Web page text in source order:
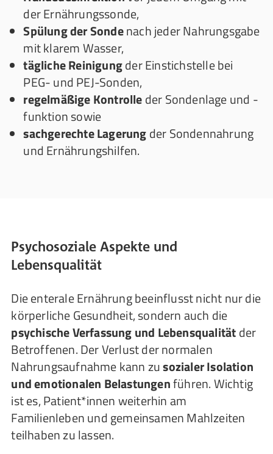
der Ernährungssonde,
Spülung der Sondenach jeder Nahrungsgabe
mit klarem Wasser,
tägliche Reinigungder Einstichstelle bei
PEG- und PEJ-Sonden,
regelmäßige Kontrolleder Sondenlage und -
funktion sowie
sachgerechte Lagerungder Sondennahrung
und Ernährungshilfen.
Psychosoziale Aspekte und
Lebensqualität
Die enterale Ernährung beeinflusst nicht nur die
körperliche Gesundheit, sondern auch die
psychische Verfassung und Lebensqualitätder
Betroffenen. Der Verlust der normalen
Nahrungsaufnahme kann zusozialer Isolation
und emotionalen Belastungenführen. Wichtig
ist es, Patient*innen weiterhin am
Familienleben und gemeinsamen Mahlzeiten
teilhaben zu lassen.